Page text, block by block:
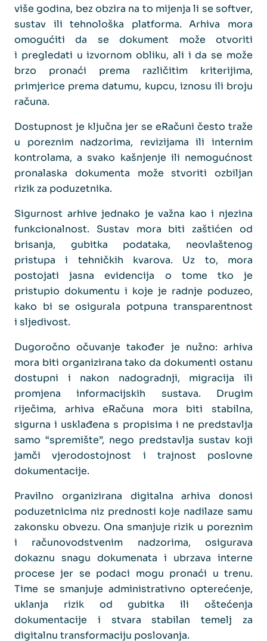
više godina, bez obzira na to mijenja li se softver,
sustav ili tehnološka platforma. Arhiva mora
omogućiti da se dokument može otvoriti
i pregledati u izvornom obliku, ali i da se može
brzo pronaći prema različitim kriterijima,
primjerice prema datumu, kupcu, iznosu ili broju
računa.
Dostupnost je ključna jer se eRačuni često traže
u poreznim nadzorima, revizijama ili internim
kontrolama, a svako kašnjenje ili nemogućnost
pronalaska dokumenta može stvoriti ozbiljan
rizik za poduzetnika.
Sigurnost arhive jednako je važna kao i njezina
funkcionalnost. Sustav mora biti zaštićen od
brisanja, gubitka podataka, neovlaštenog
pristupa i tehničkih kvarova. Uz to, mora
postojati jasna evidencija o tome tko je
pristupio dokumentu i koje je radnje poduzeo,
kako bi se osigurala potpuna transparentnost
i sljedivost.
Dugoročno očuvanje također je nužno: arhiva
mora biti organizirana tako da dokumenti ostanu
dostupni i nakon nadogradnji, migracija ili
promjena informacijskih sustava. Drugim
riječima, arhiva eRačuna mora biti stabilna,
sigurna i usklađena s propisima i ne predstavlja
samo “spremište”, nego predstavlja sustav koji
jamči vjerodostojnost i trajnost poslovne
dokumentacije.
Pravilno organizirana digitalna arhiva donosi
poduzetnicima niz prednosti koje nadilaze samu
zakonsku obvezu. Ona smanjuje rizik u poreznim
i računovodstvenim nadzorima, osigurava
dokaznu snagu dokumenata i ubrzava interne
procese jer se podaci mogu pronaći u trenu.
Time se smanjuje administrativno opterećenje,
uklanja rizik od gubitka ili oštećenja
dokumentacije i stvara stabilan temelj za
digitalnu transformaciju poslovanja.